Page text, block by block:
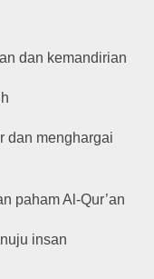
dan kemandirian
dan menghargai
paham Al-Qur’an
insan